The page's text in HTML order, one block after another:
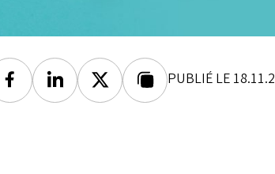
FacebookLinkedinTwitterLien copié
PUBLIÉ LE